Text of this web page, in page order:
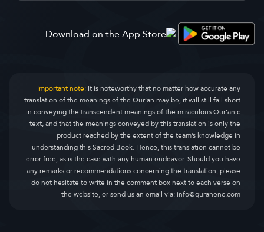
Important note:It is noteworthy that no matter how accurate any
translation of the meanings of the Qur’an may be, it will still fall short
in conveying the transcendent meanings of the miraculous Qur’anic
text, and that the meanings conveyed by this translation is only the
product reached by the extent of the team’s knowledge in
understanding this Sacred Book. Hence, this translation cannot be
error-free, as is the case with any human endeavor. Should you have
any remarks or recommendations concerning the translation, please
do not hesitate to write in the comment box next to each verse on
the website, or send us an email via:info@quranenc.com